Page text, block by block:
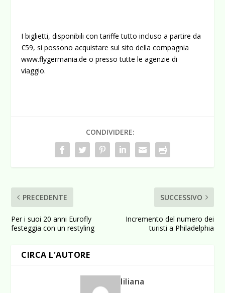
I biglietti, disponibili con tariffe tutto incluso a partire da
€59, si possono acquistare sul sito della compagnia
www.flygermania.de o presso tutte le agenzie di
viaggio.
CONDIVIDERE:
PRECEDENTE
Per i suoi 20 anni Eurofly
festeggia con un restyling
SUCCESSIVO
Incremento del numero dei
turisti a Philadelphia
CIRCA L'AUTORE
liliana